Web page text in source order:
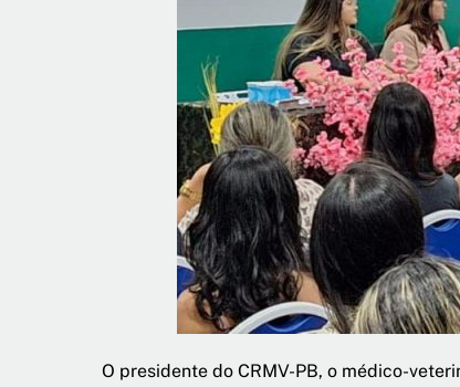
O presidente do CRMV-PB, o médico-